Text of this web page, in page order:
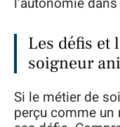
Les défis et
soigneur
Si le métier de
perçu comme